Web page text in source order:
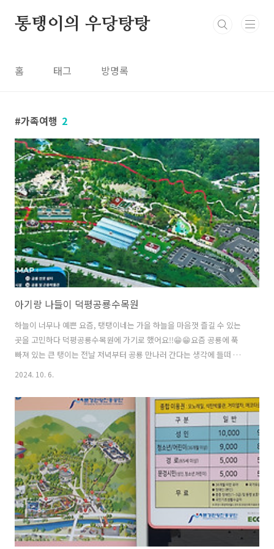
통탱이의 우당탕탕
홈 태그 방명록
가족여행 2
아기랑 나들이 덕평공룡수목원
하늘이 너무나 예쁜 요즘, 탱탱이네는 가을 하늘을 마음껏 즐길 수 있는
곳을 고민하다 덕평공룡수목원에 가기로 했어요!!😁😁요즘 공룡에 푹
빠져 있는 큰 탱이는 전날 저녁부터 공룡 만나러 간다는 생각에 들떠 있
었습니다. 덕평공룡수목원은 경기도 이천시 덕평리에 위치해 있는 자연
이 조화를 이루어, 아이와 함께하는 가족 단위 관광객들에게 추천하는 곳
입니다. 탱탱이네가 방문한 날에도 수목원 곳곳에 쉴 수 있는 공간이 많
아 부모님부터 아기까지, 3대가 함께 여행하는 분들이 많더라고요!!😄
😄 주차장부터 탁 트인 파란하늘이 정말 예뻤는데, 아직 햇볕 아래는 조
금 덥더라고요.😅😅 저희는 다행히 양산을 챙겨갔지만 햇볕이 따갑거나
비오는 날..
2024. 10. 6.